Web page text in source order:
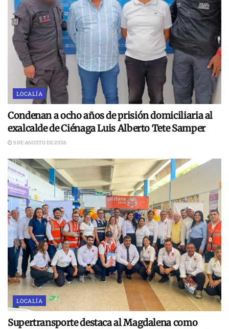
LOCALÍA
Condenan a ocho años de prisión domiciliaria al
exalcalde de Ciénaga Luis Alberto Tete Samper
5 DE AGOSTO DE 2026
LOCALÍA
Supertransporte destaca al Magdalena como